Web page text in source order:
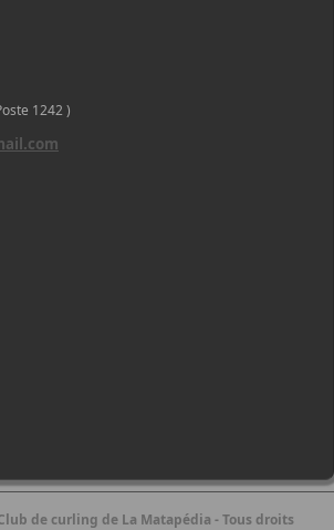
1242 )
de curling de La Matapédia - Tous droits